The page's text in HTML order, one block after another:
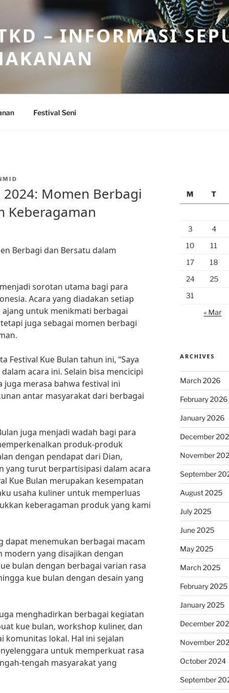
– INFORMASI
Festival Seni
2024: Momen Berbagi
Keberagaman
Berbagi dan Bersatu dalam
sorotan utama bagi para
Acara yang diadakan setiap
untuk menikmati berbagai
juga sebagai momen berbagi
Festival Kue Bulan tahun ini, “Saya
acara ini. Selain bisa mencicipi
juga merasa bahwa festival ini
antar masyarakat dari berbagai
juga menjadi wadah bagi para
produk-produk
dengan pendapat dari Dian,
yang turut berpartisipasi dalam acara
Kue Bulan merupakan kesempatan
usaha kuliner untuk memperluas
keberagaman produk yang kami
dapat menemukan berbagai macam
yang disajikan dengan
bulan dengan berbagai varian rasa
kue bulan dengan desain yang
menghadirkan berbagai kegiatan
kue bulan, workshop kuliner, dan
komunitas lokal. Hal ini sejalan
untuk memperkuat rasa
tengah masyarakat yang
M
T
3
4
10
11
17
18
24
25
31
« Mar
ARCHIVES
March 2026
February 2026
January 2026
December
November
September
August 2025
July 2025
June 2025
May 2025
March 2025
February 2025
January 2025
December
November
October 2024
September